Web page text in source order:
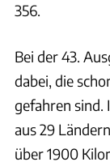
356.
Bei der 43.
dabei, die
gefahren sind.
aus 29
über 1900